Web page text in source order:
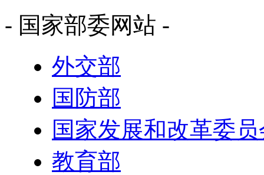
- 国家部委网站 -
外交部
国防部
国家发展和改革委
教育部